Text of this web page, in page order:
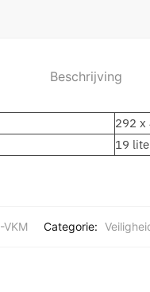
Beschrijving
292 x
19
Categorie: